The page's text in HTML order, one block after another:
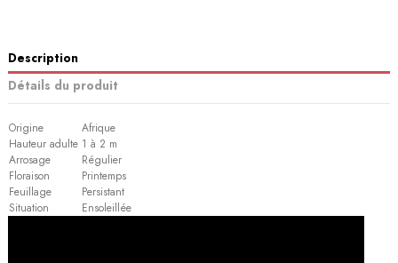
Description
Détails du produit
Origine
Afrique
Hauteur adulte 1 à 2 m
Arrosage
Régulier
Floraison
Printemps
Feuillage
Persistant
Situation
Ensoleillée